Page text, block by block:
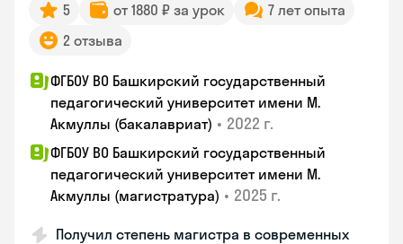
5 от 1880 ₽ за урок
7 лет опыта
2 отзыва
ФГБОУ ВО Башкирский государственный
педагогический университет имени М.
Акмуллы (бакалавриат) • 2022 г.
ФГБОУ ВО Башкирский государственный
педагогический университет имени М.
Акмуллы (магистратура) • 2025 г.
Получил степень магистра в современных